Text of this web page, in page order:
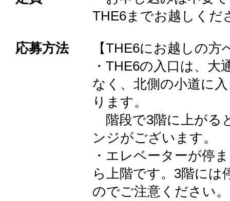
THE6までお越しくだ
応募方法
【THE6にお越しの方
・THE6の入口は、大
なく、北側の小道に
ります。
階段で3階に上がる
ンジがございます。
・エレベーターが停
ら上階です。3階には
のでご注意ください。